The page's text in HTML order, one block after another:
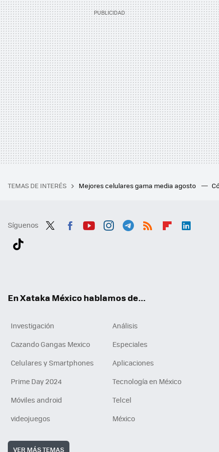
TEMAS DE INTERÉS Mejores celulares gama media agosto
Síguenos
En Xataka México hablamos de...
Investigación
Análisis
Cazando Gangas Mexico
Especiales
Celulares y Smartphones
Aplicaciones
Prime Day 2024
Tecnología en México
Móviles android
Telcel
videojuegos
México
VER MÁS TEMAS